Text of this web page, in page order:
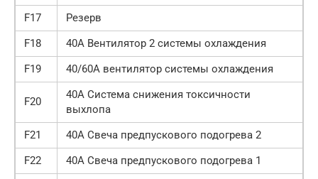
F17
Резерв
F18
40A Вентилятор 2 системы охлаждения
F19
40/60A вентилятор системы охлаждения
F20
40A Система снижения токсичности
выхлопа
F21
40А Свеча предпускового подогрева 2
F22
40А Свеча предпускового подогрева 1